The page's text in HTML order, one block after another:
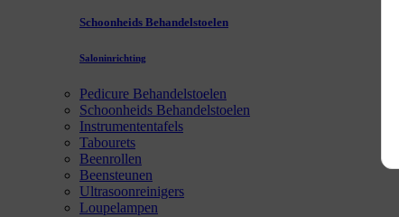
Schoonheids Behandelstoelen
Saloninrichting
Pedicure Behandelstoelen
Schoonheids Behandelstoelen
Instrumententafels
Tabourets
Beenrollen
Beensteunen
Ultrasoonreinigers
Loupelampen